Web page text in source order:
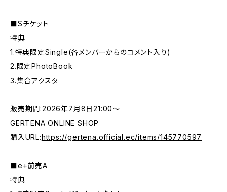
■Sチケット
特典
1.特典限定Single(各メンバーからのコメント入り)
2.限定PhotoBook
3.集合アクスタ
販売期間:2026年7月8日21:00〜
GERTENA ONLINE SHOP
購入URL:https://gertena.official.ec/items/145770597
■e+前売A
特典